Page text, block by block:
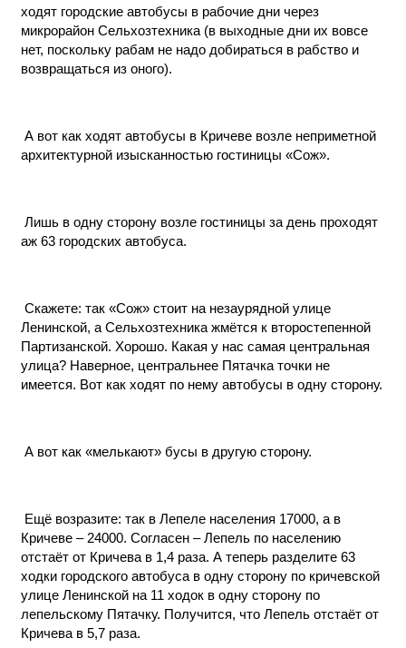
ходят городские автобусы в рабочие дни через
микрорайон Сельхозтехника (в выходные дни их вовсе
нет, поскольку рабам не надо добираться в рабство и
возвращаться из оного).
А вот как ходят автобусы в Кричеве возле неприметной
архитектурной изысканностью гостиницы «Сож».
Лишь в одну сторону возле гостиницы за день проходят
аж 63 городских автобуса.
Скажете: так «Сож» стоит на незаурядной улице
Ленинской, а Сельхозтехника жмётся к второстепенной
Партизанской. Хорошо. Какая у нас самая центральная
улица? Наверное, центральнее Пятачка точки не
имеется. Вот как ходят по нему автобусы в одну сторону.
А вот как «мелькают» бусы в другую сторону.
Ещё возразите: так в Лепеле населения 17000, а в
Кричеве – 24000. Согласен – Лепель по населению
отстаёт от Кричева в 1,4 раза. А теперь разделите 63
ходки городского автобуса в одну сторону по кричевской
улице Ленинской на 11 ходок в одну сторону по
лепельскому Пятачку. Получится, что Лепель отстаёт от
Кричева в 5,7 раза.